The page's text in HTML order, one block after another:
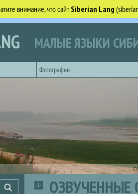
внимание, что сайтSiberian Lang
МАЛЫЕ ЯЗЫКИ
Фотографии
ОЗВУЧЕННЫЕ
Поиск